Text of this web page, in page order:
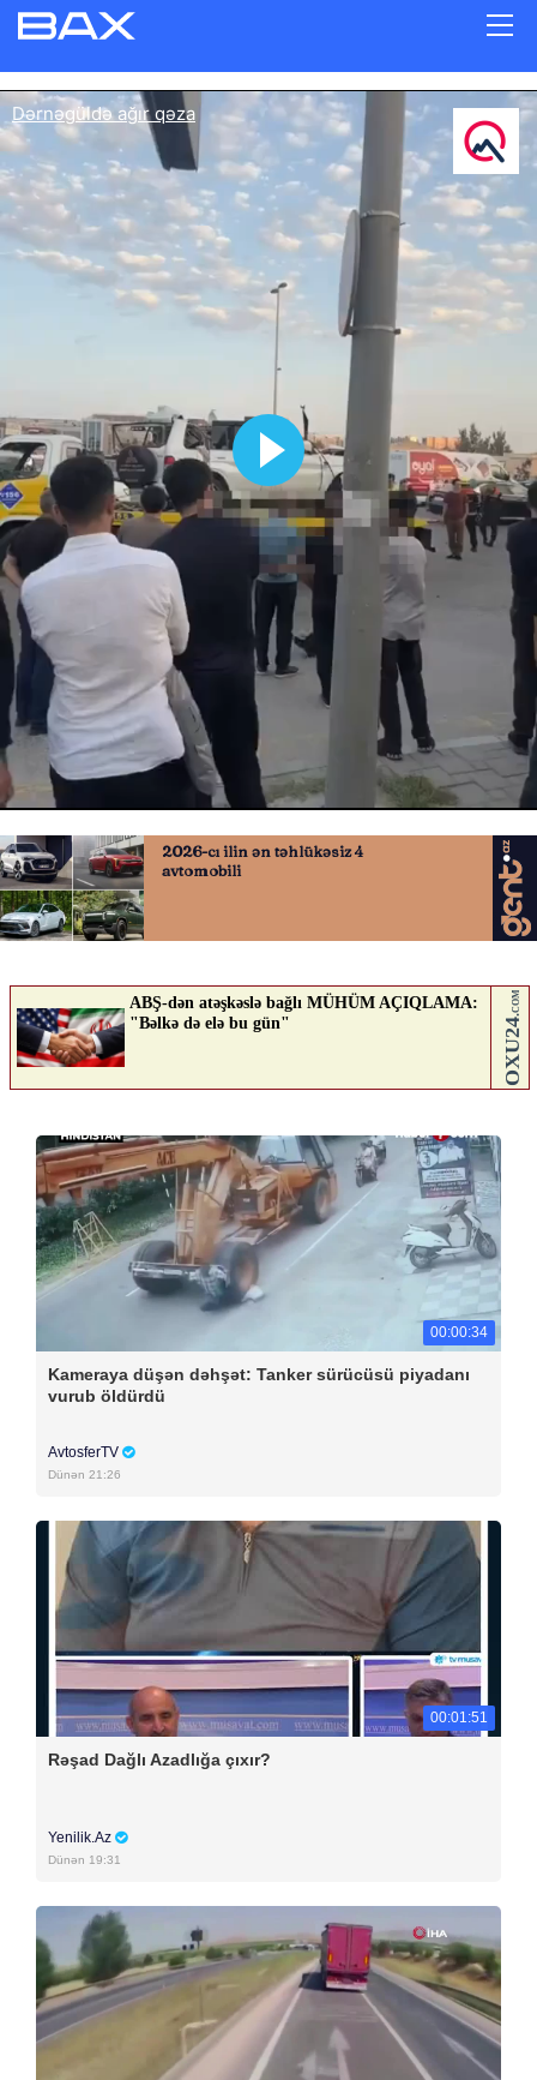
Dərnəgüldə ağır qəza
08.07.2026
QAFQAZINFO.AZ
Nə düşünürsən?
00:00:34
Kameraya düşən dəhşət: Tanker sürücüsü piyadanı
vurub öldürdü
AvtosferTV
Dünən 21:26
00:01:51
Rəşad Dağlı Azadlığa çıxır?
Yenilik.Az
Dünən 19:31